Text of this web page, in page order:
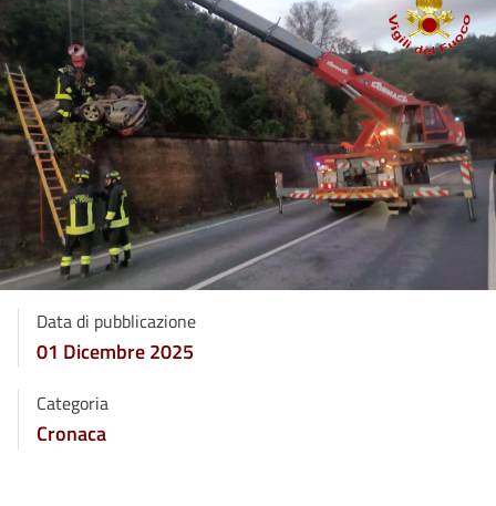
Data di pubblicazione
01 Dicembre 2025
Categoria
Cronaca